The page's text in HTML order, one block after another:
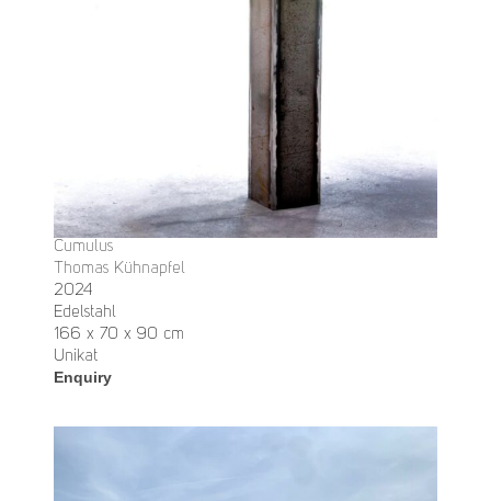
Cumulus
Thomas Kühnapfel
2024
Edelstahl
166 x 70 x 90 cm
Unikat
Enquiry